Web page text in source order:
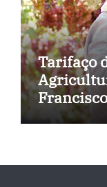
Tarifaço
Soluções